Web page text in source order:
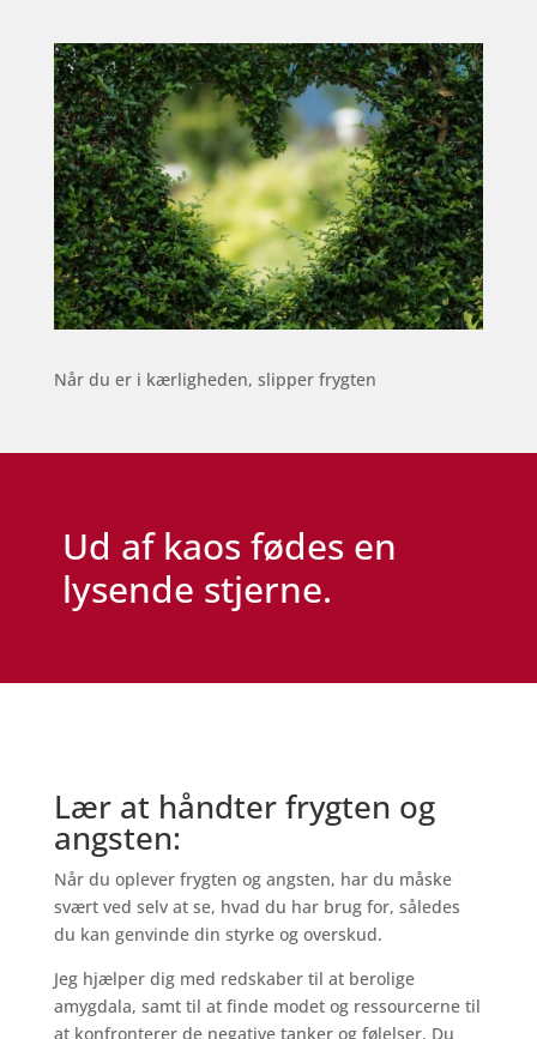
Når du er i kærligheden, slipper frygten
Ud af kaos fødes en
lysende stjerne.
Lær at håndter frygten og
angsten:
Når du oplever frygten og angsten, har du måske
svært ved selv at se, hvad du har brug for, således
du kan genvinde din styrke og overskud.
Jeg hjælper dig med redskaber til at berolige
amygdala, samt til at finde modet og ressourcerne til
at konfronterer de negative tanker og følelser. Du